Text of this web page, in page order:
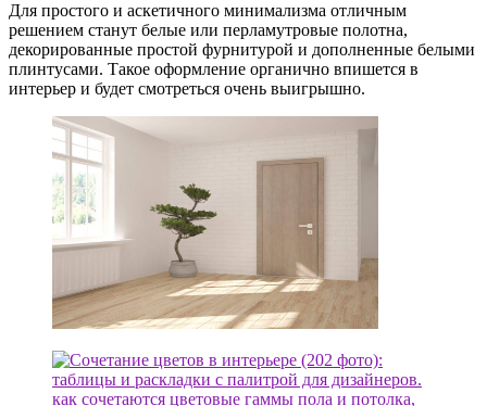
Для простого и аскетичного минимализма отличным
решением станут белые или перламутровые полотна,
декорированные простой фурнитурой и дополненные белыми
плинтусами. Такое оформление органично впишется в
интерьер и будет смотреться очень выигрышно.